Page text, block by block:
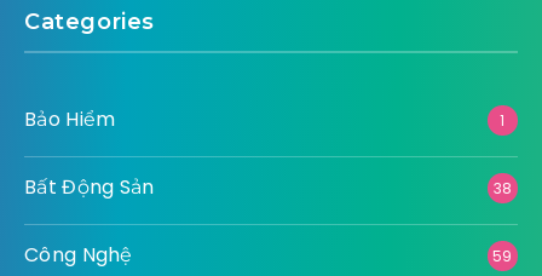
Categories
Bảo Hiểm 1
Bất Động Sản 38
Công Nghệ 59